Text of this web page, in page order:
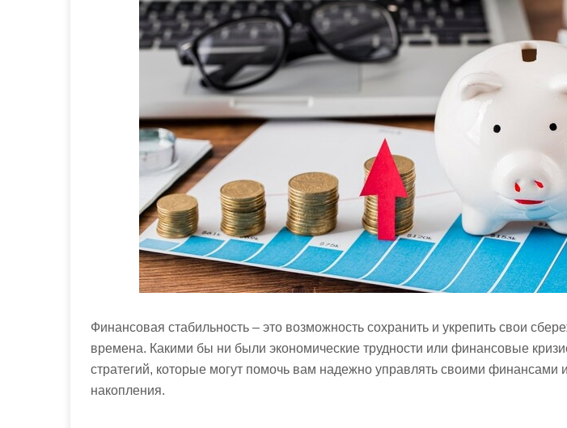
Финансовая стабильность – это возможность сохранить и укрепить свои
времена. Какими бы ни были экономические трудности или финансовые
стратегий, которые могут помочь вам надежно управлять своими финансами
накопления.